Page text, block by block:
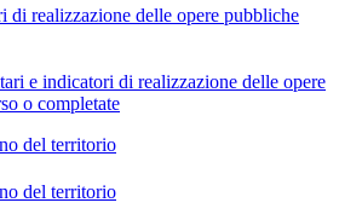
di realizzazione delle opere pubbliche
e indicatori di realizzazione delle opere
o completate
del territorio
del territorio